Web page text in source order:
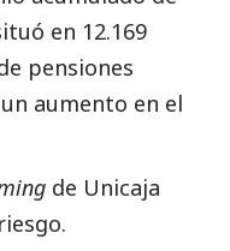
en 12.169
pensiones
aumento en el
de Unicaja